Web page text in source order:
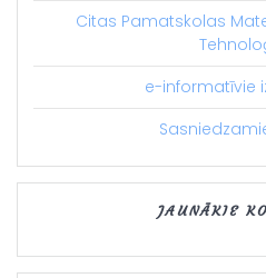
Citas Pamatskolas
e-informatīvie
JAUNĀKIE